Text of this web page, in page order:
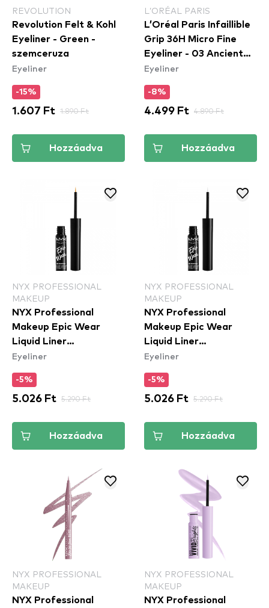
REVOLUTION
Revolution Felt & Kohl
Eyeliner - Green -
szemceruza
Eyeliner
-15%
1.607 Ft 1.890 Ft
Hozzáadva
L’ORÉAL PARIS
L’Oréal Paris Infaillible
Grip 36H Micro Fine
Eyeliner​ - 03 Ancient
Rose
Eyeliner
-8%
4.499 Ft 4.890 Ft
Hozzáadva
NYX PROFESSIONAL
MAKEUP
NYX Professional
Makeup Epic Wear
Liquid Liner
Waterproof - Yellow -
Eyeliner
-5%
5.026 Ft 5.290 Ft
Hozzáadva
NYX PROFESSIONAL
MAKEUP
NYX Professional
Makeup Epic Wear
Liquid Liner
Waterproof - White -
Eyeliner
-5%
5.026 Ft 5.290 Ft
Hozzáadva
NYX PROFESSIONAL
MAKEUP
NYX Professional
NYX PROFESSIONAL
MAKEUP
NYX Professional